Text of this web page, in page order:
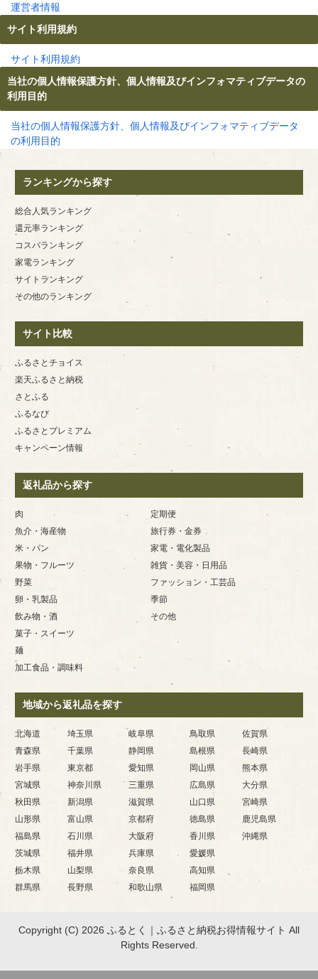
運営者情報
サイト利用規約
サイト利用規約
当社の個人情報保護方針、個人情報及びインフォマティブデータの
利用目的
当社の個人情報保護方針、個人情報及びインフォマティブデータ
の利用目的
ランキングから探す
総合人気ランキング
還元率ランキング
コスパランキング
家電ランキング
サイトランキング
その他のランキング
サイト比較
ふるさとチョイス
楽天ふるさと納税
さとふる
ふるなび
ふるさとプレミアム
キャンペーン情報
返礼品から探す
肉
魚介・海産物
米・パン
果物・フルーツ
野菜
卵・乳製品
飲み物・酒
菓子・スイーツ
麺
加工食品・調味料
定期便
旅行券・金券
家電・電化製品
雑貨・美容・日用品
ファッション・工芸品
季節
その他
地域から返礼品を探す
北海道
青森県
岩手県
宮城県
秋田県
山形県
福島県
茨城県
栃木県
群馬県
埼玉県
千葉県
東京都
神奈川県
新潟県
富山県
石川県
福井県
山梨県
長野県
岐阜県
静岡県
愛知県
三重県
滋賀県
京都府
大阪府
兵庫県
奈良県
和歌山県
鳥取県
島根県
岡山県
広島県
山口県
徳島県
香川県
愛媛県
高知県
福岡県
佐賀県
長崎県
熊本県
大分県
宮崎県
鹿児島県
沖縄県
Copyright (C) 2026 ふるとく｜ふるさと納税お得情報サイト All
Rights Reserved.